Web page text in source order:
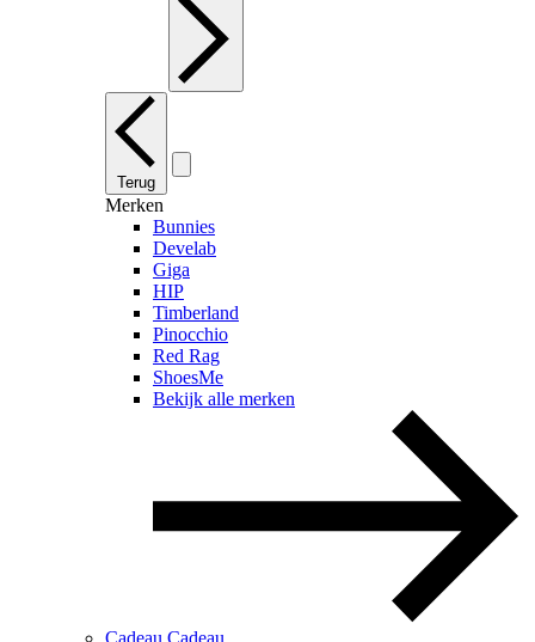
Terug
Merken
Bunnies
Develab
Giga
HIP
Timberland
Pinocchio
Red Rag
ShoesMe
Bekijk alle merken
Cadeau Cadeau